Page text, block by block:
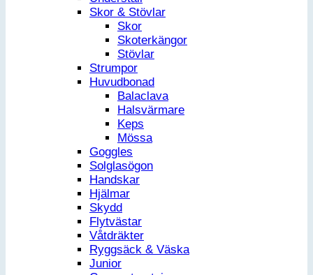
Skor & Stövlar
Skor
Skoterkängor
Stövlar
Strumpor
Huvudbonad
Balaclava
Halsvärmare
Keps
Mössa
Goggles
Solglasögon
Handskar
Hjälmar
Skydd
Flytvästar
Våtdräkter
Ryggsäck & Väska
Junior